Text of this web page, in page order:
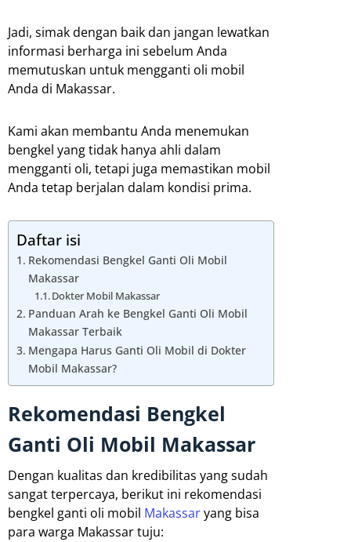
Jadi, simak dengan baik dan jangan lewatkan
informasi berharga ini sebelum Anda
memutuskan untuk mengganti oli mobil
Anda di Makassar.
Kami akan membantu Anda menemukan
bengkel yang tidak hanya ahli dalam
mengganti oli, tetapi juga memastikan mobil
Anda tetap berjalan dalam kondisi prima.
Daftar isi
Rekomendasi Bengkel Ganti Oli Mobil
Makassar
Dokter Mobil Makassar
Panduan Arah ke Bengkel Ganti Oli Mobil
Makassar Terbaik
Mengapa Harus Ganti Oli Mobil di Dokter
Mobil Makassar?
Rekomendasi Bengkel
Ganti Oli Mobil Makassar
Dengan kualitas dan kredibilitas yang sudah
sangat terpercaya, berikut ini rekomendasi
bengkel ganti oli mobil Makassaryang bisa
para warga Makassar tuju: